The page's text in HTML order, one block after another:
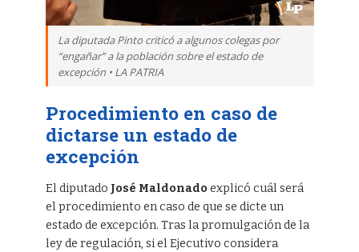
La diputada Pinto criticó a algunos colegas por
“engañar” a la población sobre el estado de
excepción • LA PATRIA
Procedimiento en caso de
dictarse un estado de
excepción
El diputado José Maldonado explicó cuál será
el procedimiento en caso de que se dicte un
estado de excepción. Tras la promulgación de la
ley de regulación, si el Ejecutivo considera